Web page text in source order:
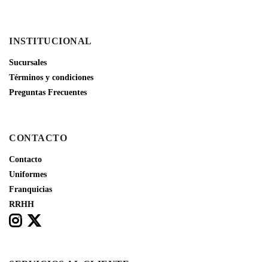
INSTITUCIONAL
Sucursales
Términos y condiciones
Preguntas Frecuentes
CONTACTO
Contacto
Uniformes
Franquicias
RRHH